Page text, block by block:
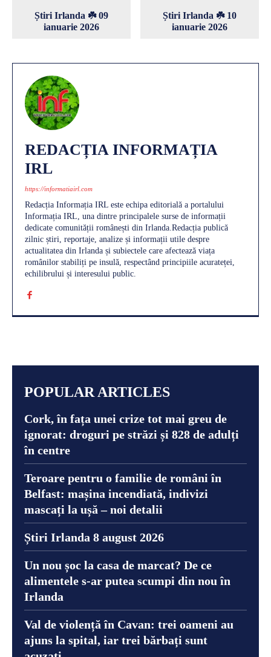
Știri Irlanda ☘️ 09
ianuarie 2026
Știri Irlanda ☘️ 10
ianuarie 2026
REDACȚIA INFORMAȚIA
IRL
https://informatiairl.com
Redacția Informația IRL este echipa editorială a portalului
Informația IRL, una dintre principalele surse de informații
dedicate comunității românești din Irlanda.Redacția publică
zilnic știri, reportaje, analize și informații utile despre
actualitatea din Irlanda și subiectele care afectează viața
românilor stabiliți pe insulă, respectând principiile acurateței,
echilibrului și interesului public.
POPULAR ARTICLES
Cork, în fața unei crize tot mai greu de
ignorat: droguri pe străzi și 828 de adulți
în centre
Teroare pentru o familie de români în
Belfast: mașina incendiată, indivizi
mascați la ușă – noi detalii
Știri Irlanda 8 august 2026
Un nou șoc la casa de marcat? De ce
alimentele s-ar putea scumpi din nou în
Irlanda
Val de violență în Cavan: trei oameni au
ajuns la spital, iar trei bărbați sunt